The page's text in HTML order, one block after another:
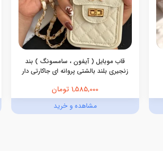
قاب موبایل ( آیفون ، سامسونگ ) بند
زنجیری بلند بالشتی پروانه ای جاکارتی دار
1,585,000 تومان
مشاهده و خرید